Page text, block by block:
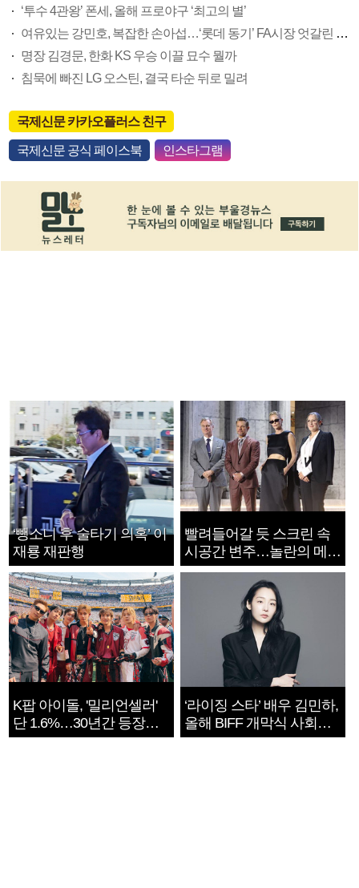
‘투수 4관왕’ 폰세, 올해 프로야구 ‘최고의 별’
여유있는 강민호, 복잡한 손아섭…‘롯데 동기’ FA시장 엇갈린 희비
명장 김경문, 한화 KS 우승 이끌 묘수 뭘까
침묵에 빠진 LG 오스틴, 결국 타순 뒤로 밀려
국제신문 카카오플러스 친구
국제신문 공식 페이스북 인스타그램
‘뺑소니 후 술타기 의혹’ 이
재룡 재판행
빨려들어갈 듯 스크린 속
시공간 변주…놀란의 메시
지는 ‘전쟁 속죄’
K팝 아이돌, '밀리언셀러'
단 1.6%…30년간 등장
1182개팀 전수조사
‘라이징 스타’ 배우 김민하,
올해 BIFF 개막식 사회자
확정